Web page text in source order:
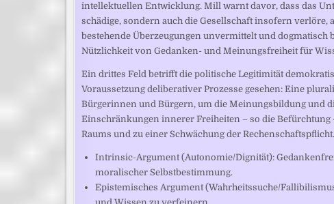
intellektuellen Entwicklung. Mill warnt davor, dass das
schädige, sondern auch die Gesellschaft insofern
bestehende Überzeugungen unvermittelt und
Nützlichkeit von Gedanken- und Meinungsfreiheit für
Ein drittes Feld betrifft die politische Legitimität
Voraussetzung deliberativer Prozesse gesehen: Eine
Bürgerinnen und Bürgern, um die Meinungsbildung und
Einschränkungen innerer Freiheiten – so die
Raums und zu einer Schwächung der Rechenschaftspflicht.
Intrinsic-Argument (Autonomie/Dignität):
moralischer Selbstbestimmung.
Epistemisches Argument (Wahrheitssuche/